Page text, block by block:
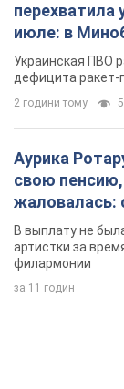
перехватила
июле: в
Украинская ПВО
дефицита ракет-
2 години тому
Аурика
свою
жаловалась:
певица
В выплату не
артистки за
филармонии
за 11 годин